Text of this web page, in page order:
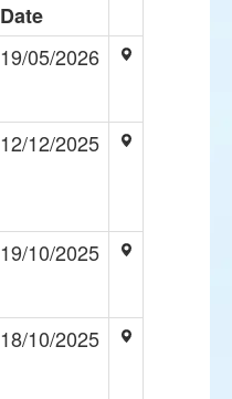
Date
19/05/2026
12/12/2025
19/10/2025
18/10/2025